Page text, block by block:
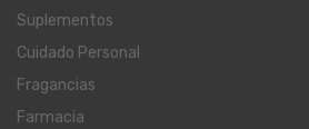
Suplementos
Cuidado Personal
Fragancias
Farmacia